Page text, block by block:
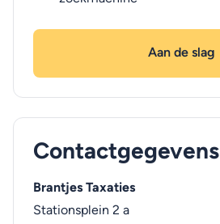
Aan de slag
Contactgegevens
Brantjes Taxaties
Stationsplein 2 a